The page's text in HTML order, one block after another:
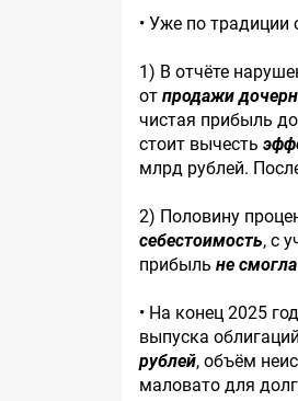
• Уже по традиции
1) В отчёте
от продажи
чистая прибыль
стоит вычесть
млрд рублей.
2) Половину
себестоимость, с
прибыль не смогла
• На конец 2025
выпуска
рублей, объём
маловато для